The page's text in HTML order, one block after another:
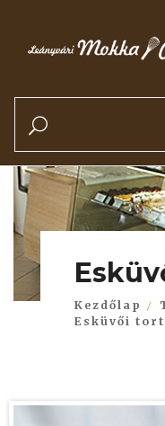
Kezdőlap
Esküvői